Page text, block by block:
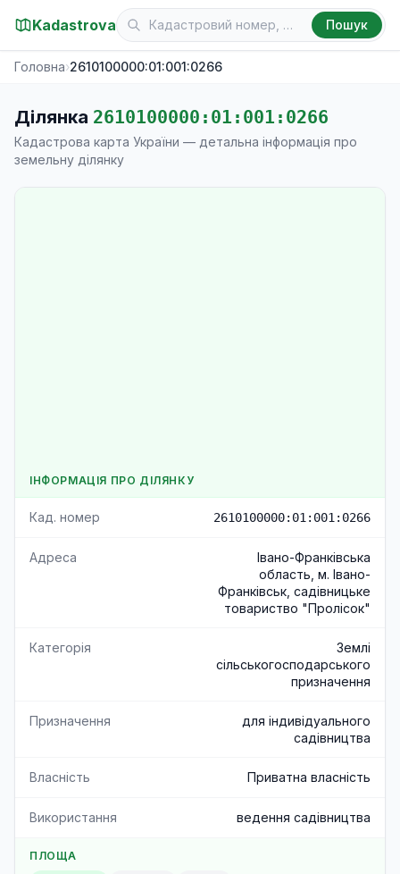
Kadastrova Пошук
Головна›2610100000:01:001:0266
Ділянка 2610100000:01:001:0266
Кадастрова карта України — детальна інформація про
земельну ділянку
ІНФОРМАЦІЯ ПРО ДІЛЯНКУ
Кад. номер 2610100000:01:001:0266
Адреса
Івано-Франківська
область, м. Івано-
Франківськ, садівницьке
товариство "Пролісок"
Категорія
Землі
сільськогосподарського
призначення
Призначення
для індивідуального
садівництва
Власність Приватна власність
Використання ведення садівництва
ПЛОЩА